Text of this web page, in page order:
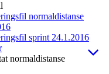
normaldistanse
sprint 24.1.2016
normaldistanse